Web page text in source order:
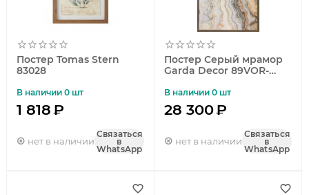
Постер Tomas Stern
83028
В наличии 0 шт
1 818₽
нет в наличии
Связаться
в
WhatsApp
Постер Серый мрамор
Garda Decor 89VOR-
В наличии 0 шт
28 300₽
нет в наличии
Связаться
в
WhatsApp